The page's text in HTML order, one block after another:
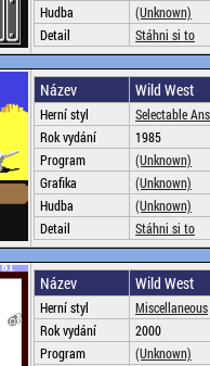
Hudba
(Unknown)
Detail
Stáhni si to
Název Wild West
Herní styl
Selectable
Rok vydání
1985
Program
(Unknown)
Grafika
(Unknown)
Hudba
(Unknown)
Detail
Stáhni si to
Název Wild West
Herní styl
Miscellaneous
Rok vydání
2000
Program
(Unknown)